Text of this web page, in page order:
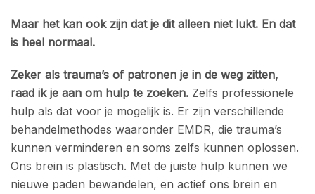
Maar het kan ook zijn dat je dit alleen niet lukt. En dat
is heel normaal.
Zeker als trauma’s of patronen je in de weg zitten,
raad ik je aan om hulp te zoeken. Zelfs professionele
hulp als dat voor je mogelijk is. Er zijn verschillende
behandelmethodes waaronder EMDR, die trauma’s
kunnen verminderen en soms zelfs kunnen oplossen.
Ons brein is plastisch. Met de juiste hulp kunnen we
nieuwe paden bewandelen, en actief ons brein en